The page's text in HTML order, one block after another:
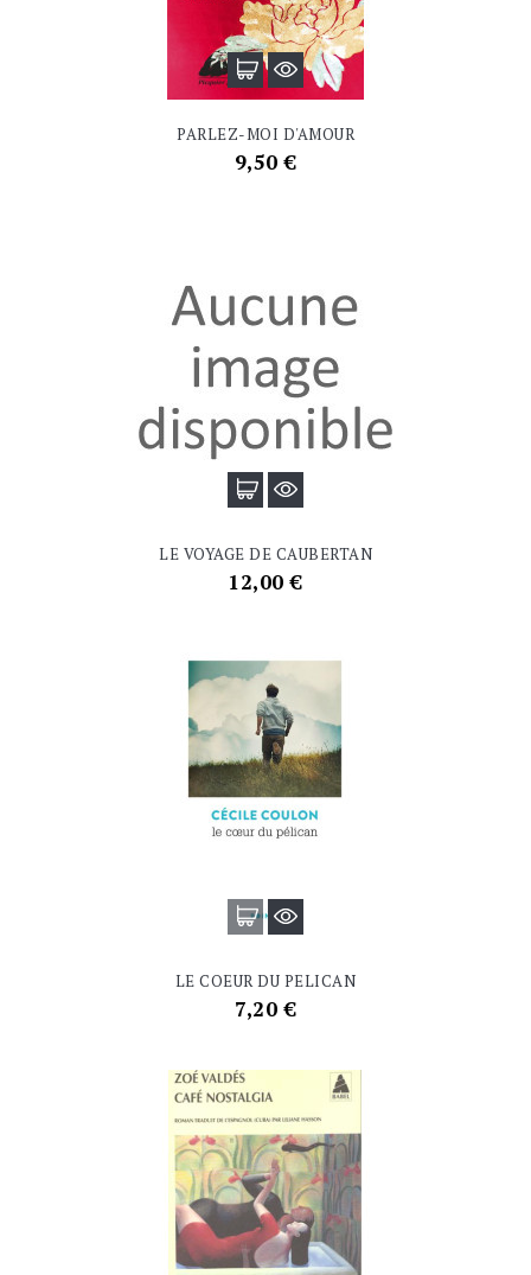
PARLEZ-MOI D'AMOUR
Prix
9,50 €
LE VOYAGE DE CAUBERTAN
Prix
12,00 €
LE COEUR DU PELICAN
Prix
7,20 €